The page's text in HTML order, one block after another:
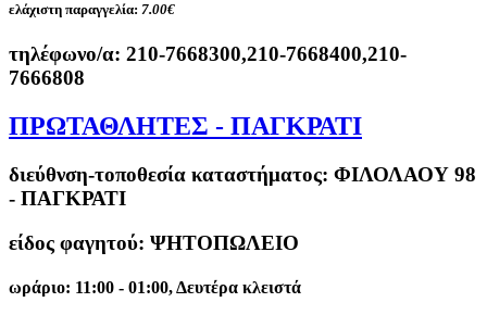
ελάχιστη παραγγελία: 7.00€
τηλέφωνο/α: 210-7668300,210-7668400,210-
7666808
ΠΡΩΤΑΘΛΗΤΕΣ - ΠΑΓΚΡΑΤΙ
διεύθνση-τοποθεσία καταστήματος: ΦΙΛΟΛΑΟΥ 98
- ΠΑΓΚΡΑΤΙ
είδος φαγητού: ΨΗΤΟΠΩΛΕΙΟ
ωράριο: 11:00 - 01:00, Δευτέρα κλειστά